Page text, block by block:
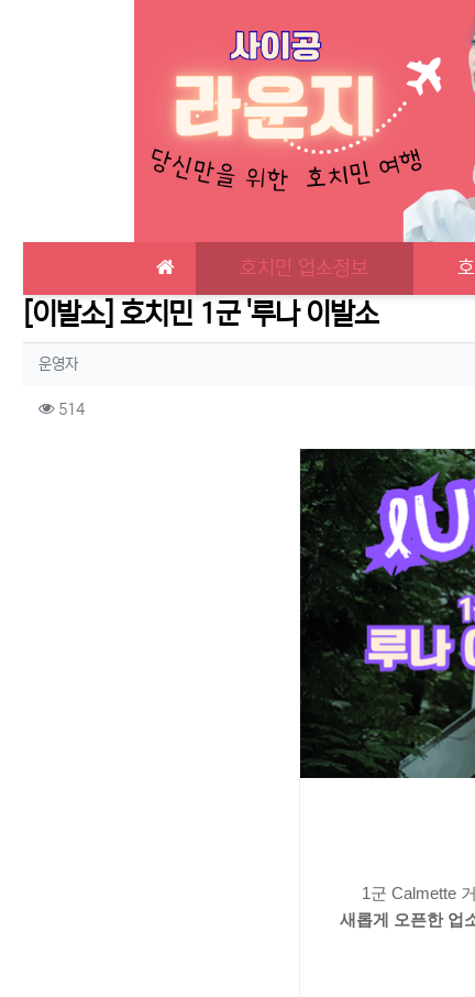
호치민 업소정보
[이발소] 호치민 1군 '루나 이발소
작성자 정보
운영자작성
컨텐츠 정보
514조회
1군 Calmette
새롭게 오픈한 업